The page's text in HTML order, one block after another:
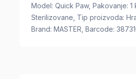
Model: Quick Paw, Pakovanje: 1
Sterilizovane, Tip proizvoda:
Brand: MASTER, Barcode: